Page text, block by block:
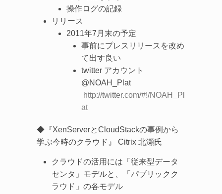
操作ログの記録
リリース
2011年7月末の予定
事前にプレスリリースを改め
て出す良い
twitter アカウント
@NOAH_Plat
http://twitter.com/#!/NOAH_Pl
at
◆『XenServerとCloudStackの事例から
学ぶ今時のクラウド』 Citrix 北瀬氏
クラウドの活用には「従来型データ
センタ」モデルと、「パブリックク
ラウド」の各モデル